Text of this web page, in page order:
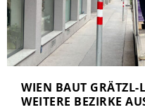
WIEN BAUT GRÄTZL-
WEITERE BEZIRKE